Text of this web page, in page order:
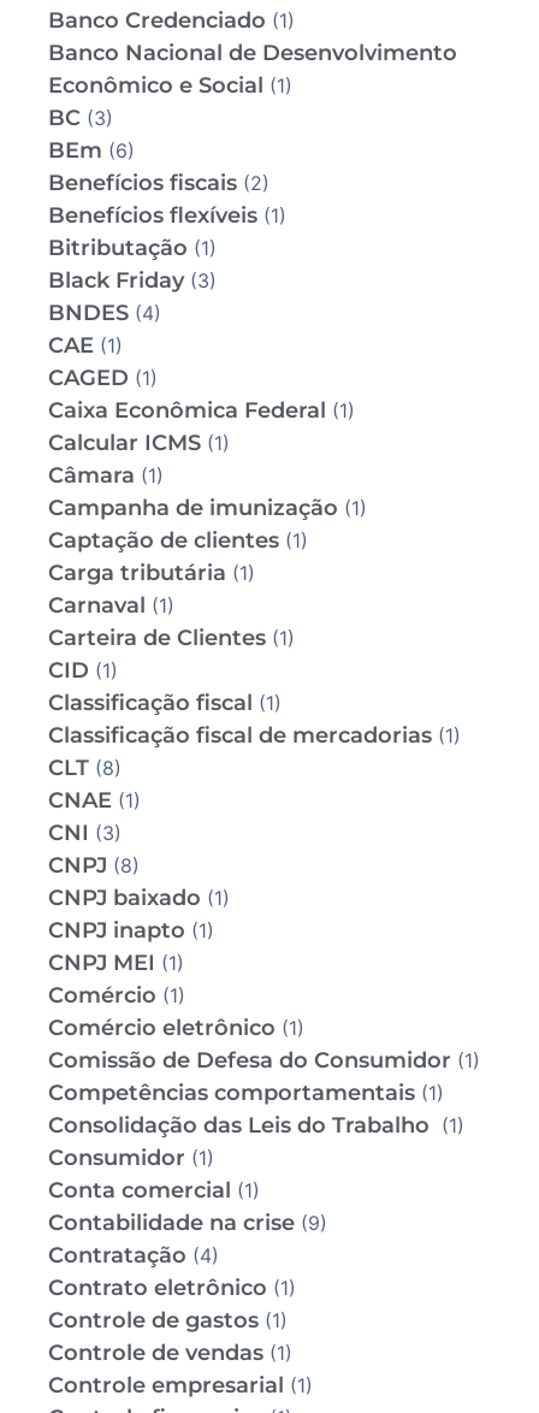
Banco Credenciado (1)
Banco Nacional de Desenvolvimento
Econômico e Social (1)
BC (3)
BEm (6)
Benefícios fiscais (2)
Benefícios flexíveis (1)
Bitributação (1)
Black Friday(3)
BNDES (4)
CAE (1)
CAGED (1)
Caixa Econômica Federal (1)
Calcular ICMS (1)
Câmara (1)
Campanha de imunização (1)
Captação de clientes (1)
Carga tributária (1)
Carnaval (1)
Carteira de Clientes (1)
CID (1)
Classificação fiscal (1)
Classificação fiscal de mercadorias (1)
CLT (8)
CNAE (1)
CNI (3)
CNPJ (8)
CNPJ baixado (1)
CNPJ inapto (1)
CNPJ MEI (1)
Comércio (1)
Comércio eletrônico (1)
Comissão de Defesa do Consumidor (1)
Competências comportamentais (1)
Consolidação das Leis do Trabalho (1)
Consumidor (1)
Conta comercial (1)
Contabilidade na crise (9)
Contratação (4)
Contrato eletrônico (1)
Controle de gastos (1)
Controle de vendas (1)
Controle empresarial (1)